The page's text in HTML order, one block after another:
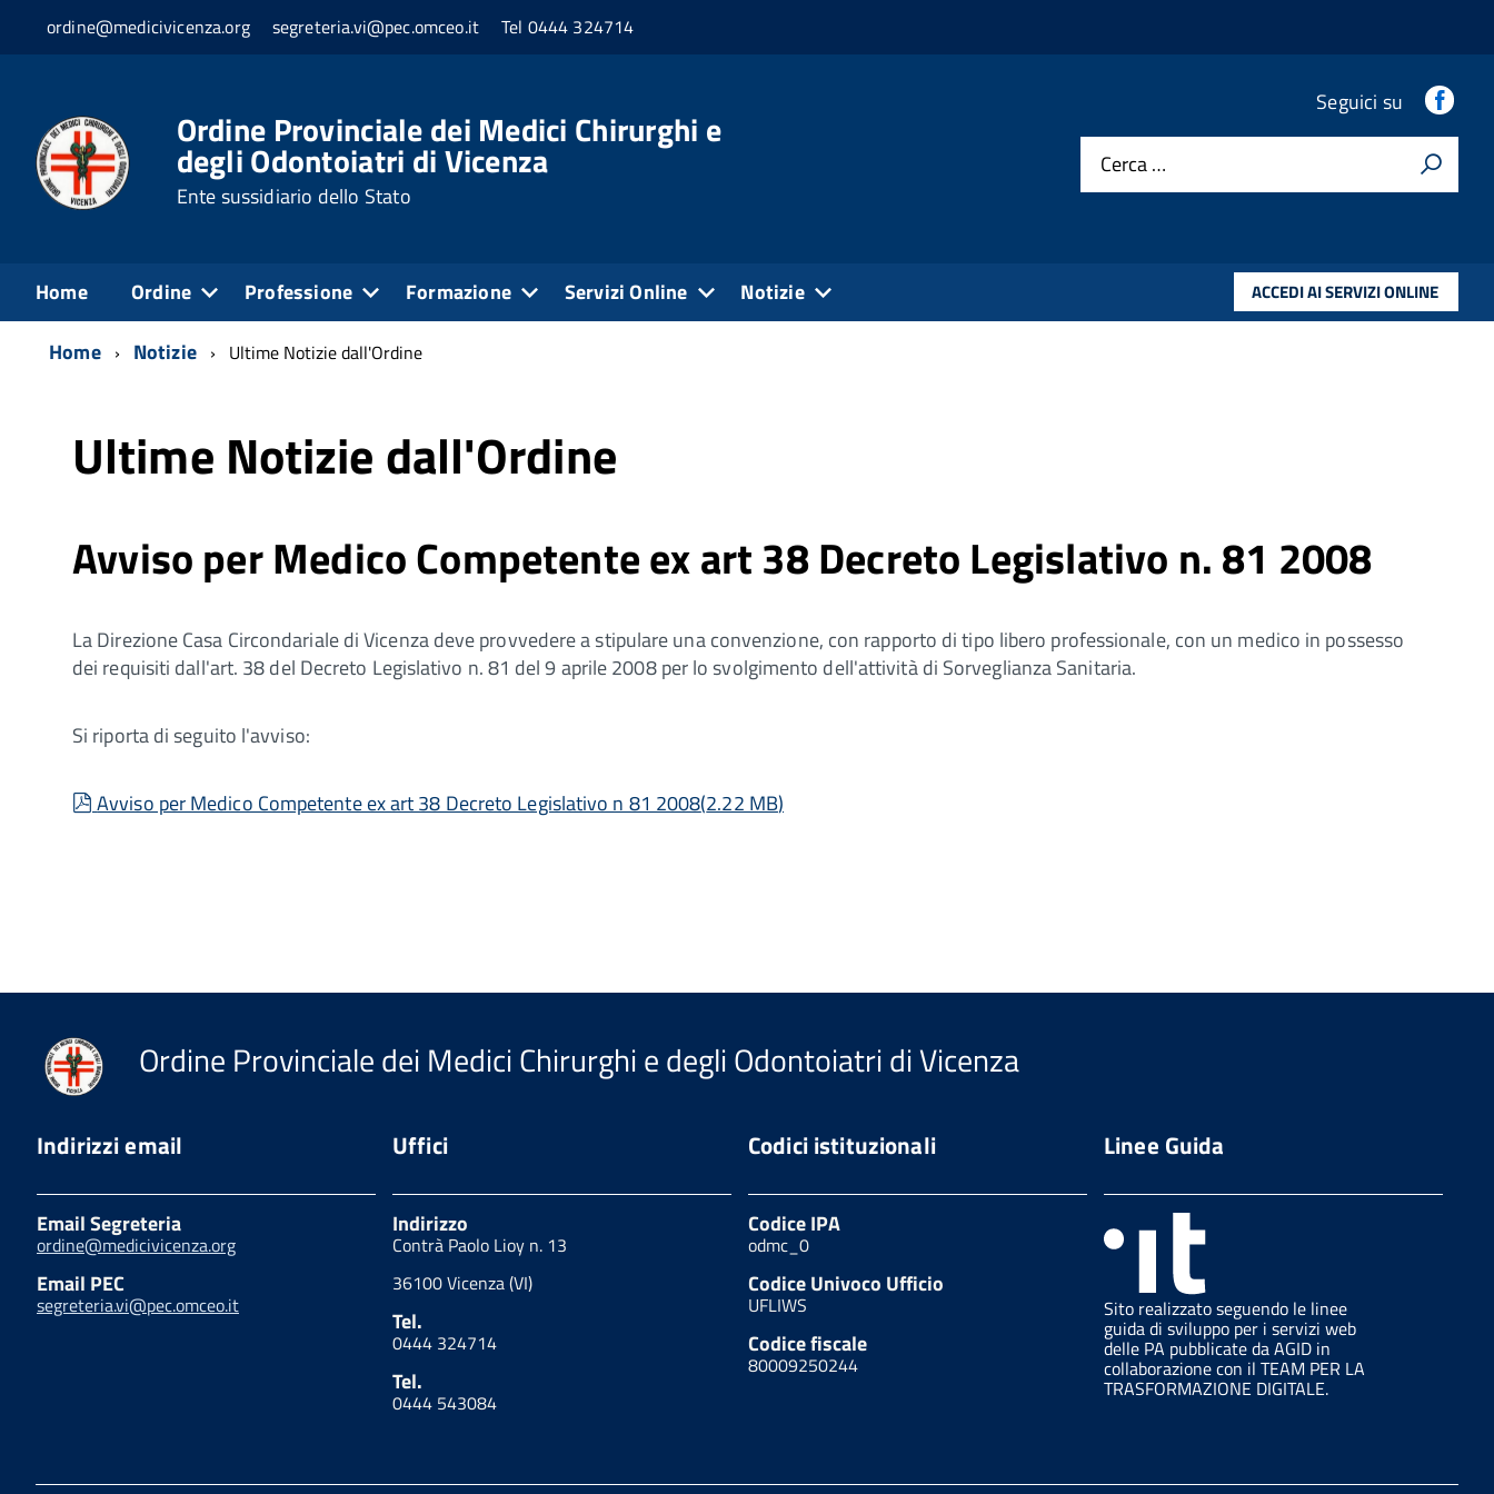
ordine@medicivicenza.org segreteria.vi@pec.omceo.it Tel 0444 324714
Ordine Provinciale dei Medici Chirurghi e
degli Odontoiatri di Vicenza
Ente sussidiario dello Stato
Seguici su
Cerca …
Home Ordine Professione Formazione Servizi Online Notizie ACCEDI AI SERVIZI ONLINE
Home Notizie Ultime Notizie dall'Ordine
Ultime Notizie dall'Ordine
Avviso per Medico Competente ex art 38 Decreto Legislativo n. 81 2008
La Direzione Casa Circondariale di Vicenza deve provvedere a stipulare una convenzione, con rapporto di tipo libero professionale, con un medico in possesso
dei requisiti dall'art. 38 del Decreto Legislativo n. 81 del 9 aprile 2008 per lo svolgimento dell'attività di Sorveglianza Sanitaria.
Si riporta di seguito l'avviso:
pdf
Avviso per Medico Competente ex art 38 Decreto Legislativo n 81 2008(2.22 MB)
Ordine Provinciale dei Medici Chirurghi e degli Odontoiatri di Vicenza
Indirizzi email
Email Segreteria
ordine@medicivicenza.org
Email PEC
segreteria.vi@pec.omceo.it
Uffici
Indirizzo
Contrà Paolo Lioy n. 13
36100 Vicenza (VI)
Tel.
0444 324714
Tel.
0444 543084
Codici istituzionali
Codice IPA
odmc_0
Codice Univoco Ufficio
UFLIWS
Codice fiscale
80009250244
Linee Guida
Sito realizzato seguendo le linee
guida di sviluppo per i servizi web
delle PA pubblicate da AGID in
collaborazione con il TEAM PER LA
TRASFORMAZIONE DIGITALE.